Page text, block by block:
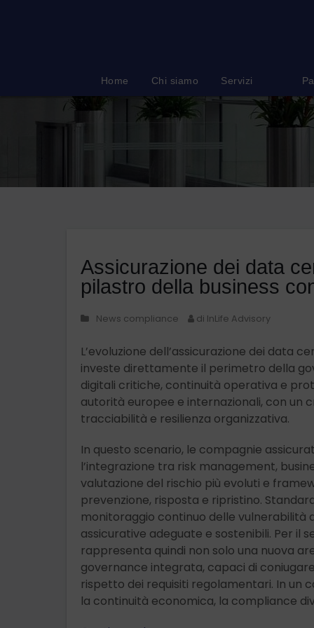
Home Chi siamo Servizi
Assicurazione dei data
pilastro della business
News compliance di InLife Advisory
L’evoluzione dell’assicurazione dei data
investe direttamente il perimetro della
digitali critiche, continuità operativa e
autorità europee e internazionali, con un
tracciabilità e resilienza organizzativa.
In questo scenario, le compagnie
l’integrazione tra risk management,
valutazione del rischio più evoluti e
prevenzione, risposta e ripristino.
monitoraggio continuo delle
assicurative adeguate e sostenibili. Per il
rappresenta quindi non solo una nuova
governance integrata, capaci di
rispetto dei requisiti regolamentari. In un
la continuità economica, la compliance